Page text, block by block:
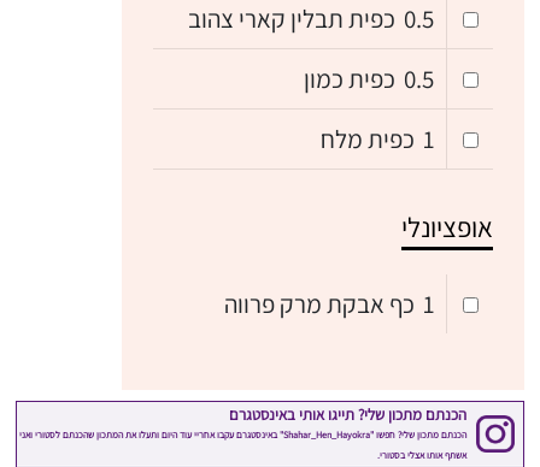
0.5 כפית תבלין קארי צהוב
0.5 כפית כמון
1 כפית מלח
אופציונלי
1 כף אבקת מרק פרווה